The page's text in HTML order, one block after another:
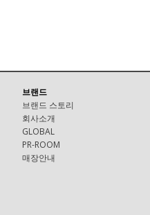
브랜드
브랜드 스토리
회사소개
GLOBAL
PR-ROOM
매장안내